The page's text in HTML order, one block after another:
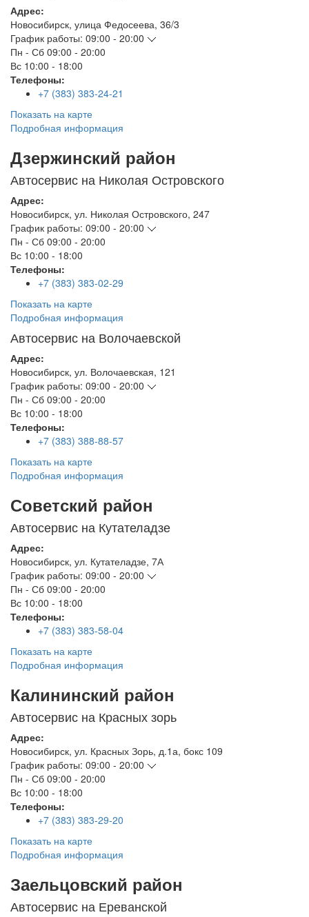
Адрес:
Новосибирск, улица Федосеева, 36/3
График работы: 09:00 - 20:00
Пн - Сб 09:00 - 20:00
Вс 10:00 - 18:00
Телефоны:
+7 (383) 383-24-21
Показать на карте
Подробная информация
Дзержинский район
Автосервис на Николая Островского
Адрес:
Новосибирск, ул. Николая Островского, 247
График работы: 09:00 - 20:00
Пн - Сб 09:00 - 20:00
Вс 10:00 - 18:00
Телефоны:
+7 (383) 383-02-29
Показать на карте
Подробная информация
Автосервис на Волочаевской
Адрес:
Новосибирск, ул. Волочаевская, 121
График работы: 09:00 - 20:00
Пн - Сб 09:00 - 20:00
Вс 10:00 - 18:00
Телефоны:
+7 (383) 388-88-57
Показать на карте
Подробная информация
Советский район
Автосервис на Кутателадзе
Адрес:
Новосибирск, ул. Кутателадзе, 7А
График работы: 09:00 - 20:00
Пн - Сб 09:00 - 20:00
Вс 10:00 - 18:00
Телефоны:
+7 (383) 383-58-04
Показать на карте
Подробная информация
Калининский район
Автосервис на Красных зорь
Адрес:
Новосибирск, ул. Красных Зорь, д.1а, бокс 109
График работы: 09:00 - 20:00
Пн - Сб 09:00 - 20:00
Вс 10:00 - 18:00
Телефоны:
+7 (383) 383-29-20
Показать на карте
Подробная информация
Заельцовский район
Автосервис на Ереванской